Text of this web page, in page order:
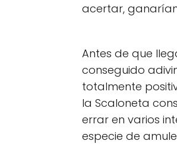
acertar,
Antes de que
conseguido
totalmente
la Scaloneta
errar en varios
especie de